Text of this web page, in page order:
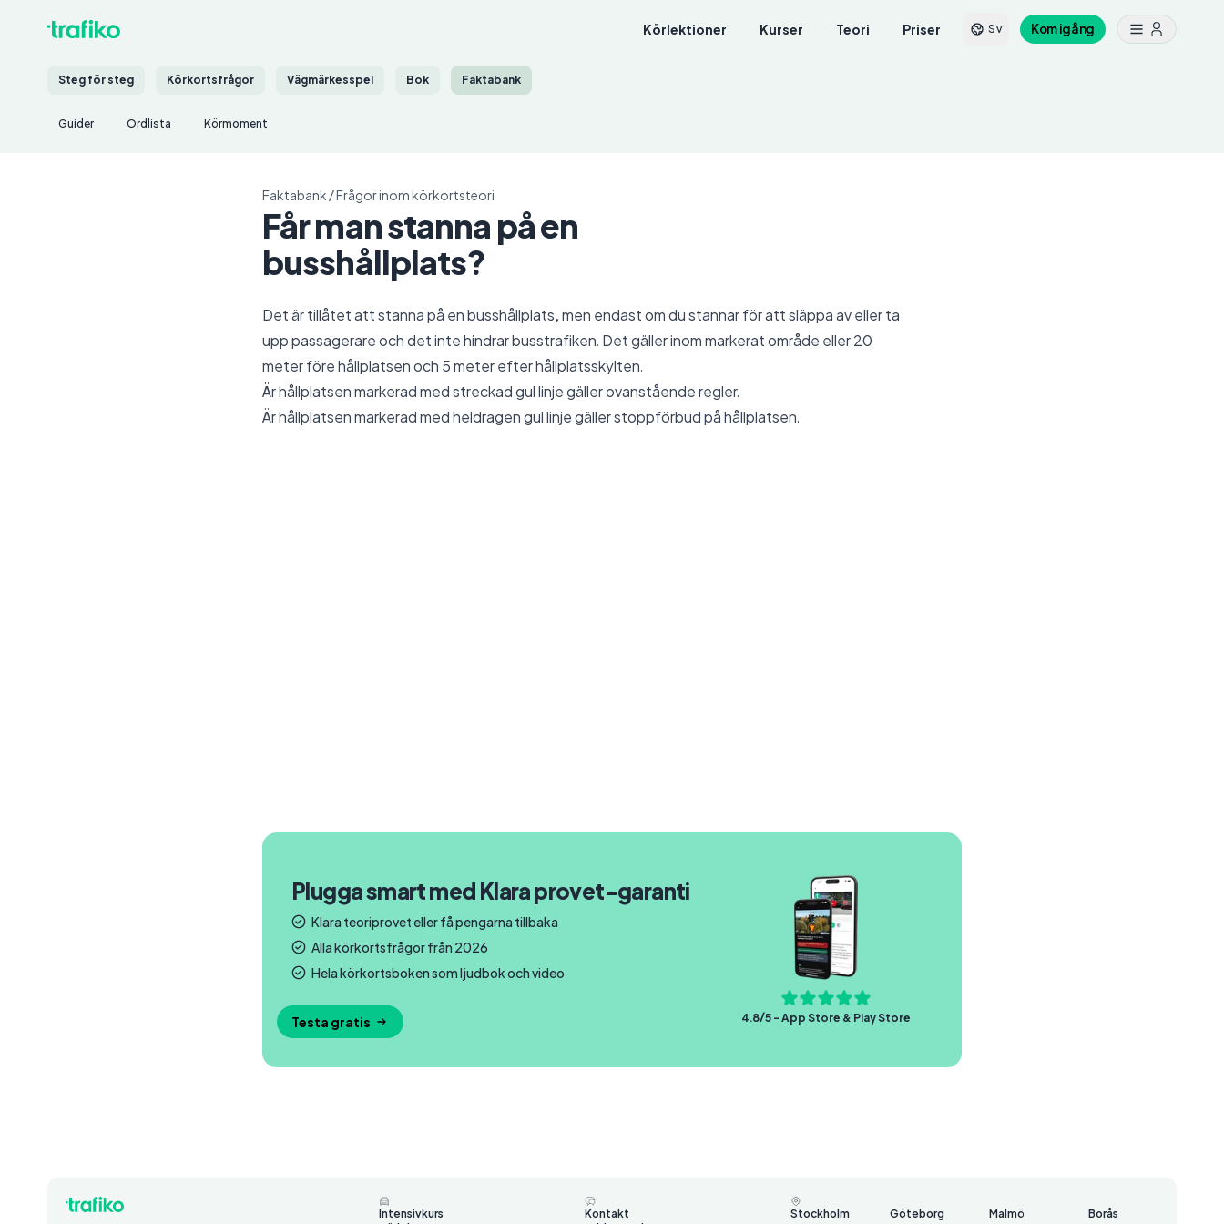
Körlektioner Kurser Teori Priser Sv Kom igång
Steg för steg Körkortsfrågor Vägmärkesspel Bok Faktabank
Guider Ordlista Körmoment
Faktabank /Frågor inom körkortsteori
Får man stanna på en
busshållplats?
Det är tillåtet att stanna på en busshållplats, men endast om du stannar för att släppa av eller ta
upp passagerare och det inte hindrar busstrafiken. Det gäller inom markerat område eller 20
meter före hållplatsen och 5 meter efter hållplatsskylten.
Är hållplatsen markerad med streckad gul linje gäller ovanstående regler.
Är hållplatsen markerad med heldragen gul linje gäller stoppförbud på hållplatsen.
Plugga smart med Klara provet-garanti
Klara teoriprovet eller få pengarna tillbaka
Alla körkortsfrågor från 2026
Hela körkortsboken som ljudbok och video
Testa gratis 4.8/5 - App Store & Play Store
Intensivkurs
Kontakt
Stockholm Göteborg Malmö Borås